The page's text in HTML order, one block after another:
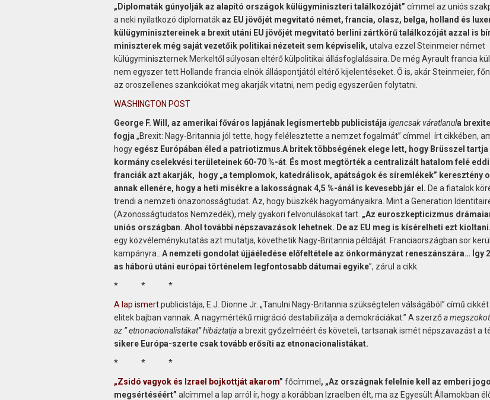
„Diplomaták gúnyolják az alapító országok külügyminiszteri találkozóját” címmel az uniós
a neki nyilatkozó diplomatákaz EU jövőjét megvitató német, francia, olasz, belga, holland és
külügyminisztereinek a brexit utáni EU jövőjét megvitató berlini zártkörű találkozóját azzal is
miniszterek még saját vezetőik politikai nézeteit sem képviselik, utalva ezzel Steinmeier német
külügyminiszternek Merkeltől súlyosan eltérő külpolitikai állásfoglalásaira. De még Ayrault francia
nem egyszer tett Hollande francia elnök álláspontjától eltérő kijelentéseket. Ő is, akár Steinmeier,
az oroszellenes szankciókat meg akarják vitatni, nem pedig egyszerűen folytatni.
WASHINGTON POST
George F. Will, az amerikai főváros lapjának legismertebb publicistája igencsak váratlanula
fogja „Brexit: Nagy-Britannia jól tette, hogy felélesztette a nemzet fogalmát” címmel írt cikkében,
hogy egész Európában éled a patriotizmus A britek többségének elege lett, hogy Brüsszel tartja
kormány cselekvési területeinek 60-70 %-át. És most megtörték a centralizált hatalom felé
franciák azt akarják, hogy „a templomok, katedrálisok, apátságok és síremlékek” keresztény
annak ellenére, hogy a heti misékre a lakosságnak 4,5 %-ánál is kevesebb jár el. De a fiatalok
trendi a nemzeti önazonosságtudat. Az, hogy büszkék hagyományaikra. Mint a Generation
(Azonosságtudatos Nemzedék), mely gyakori felvonulásokat tart. „Az euroszkepticizmus
uniós országban. Ahol további népszavazások lehetnek. De az EU meg is kísérelheti ezt kioltani.
egy közvéleménykutatás azt mutatja, követhetik Nagy-Britannia példáját. Franciaországban sor
kampányra… A nemzeti gondolat újjáéledése előfeltétele az önkormányzat reneszánszára… Így
as háború utáni európai történelem legfontosabb dátumai egyike”, zárul a cikk.
* * *
A lap ismertpublicistája, E.J. Dionne Jr. „Tanulni Nagy-Britannia szükségtelen válságából” című cikkét
elitek bajban vannak. A nagymértékű migráció destabilizálja a demokráciákat.” A szerzőa
az ” etnonacionalistákat” hibáztatjaa brexit győzelméért és követeli, tartsanak ismét népszavazást a
sikere Európa-szerte csak tovább erősíti az etnonacionalistákat.
* * *
„Zsidó vagyok és Izrael bojkottját akarom” főcímmel , „Az országnak felelnie kell az emberi
megsértéséért” alcímmel a lap arról ír, hogy a korábban Izraelben élt, ma az Egyesült Államokban